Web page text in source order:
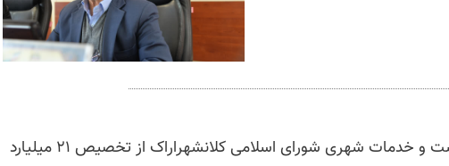
رئیس کمیسیون سلامت محیط زیست و خدمات شهری شورای اسلامی کلانشهراراک از تخصیص ۲۱ میلیارد